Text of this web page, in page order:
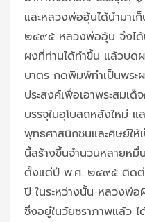
และหลวงพ่ออุ้นได้นำมาเ
๒๔๙๕ หลวงพ่ออุ้น จึงได้
ผงที่ท่านได้ทำขึ้น แล้วบด
บาตร กดพิมพ์ทำเป็นพระ
ประสงค์เพื่อเอาพระสมเ
บรรจุในอุโบสถหลังใหม่
พุทธศาสนิกชนและศิษย์ให้
นี้สร้างขึ้นจำนวนหลายหมื่
ตั้งแต่ปี พ.ศ. ๒๔๙๕ ติด
ปี ในระหว่างนั้น หลวงพ่อ
ซึ่งอยู่ในวัยชราภาพแล้ว ไ